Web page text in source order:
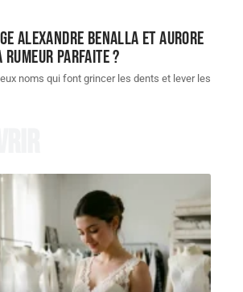
Alexandre Benalla et Aurore
rumeur parfaite ?
noms qui font grincer les dents et lever les